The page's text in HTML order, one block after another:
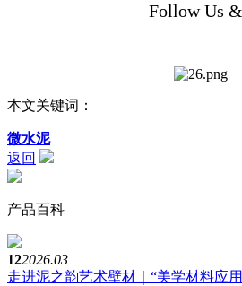
Follow Us &
本文关键词：
微水泥
返回
产品百科
122026.03
走进泥之韵艺术壁材｜“美学材料应